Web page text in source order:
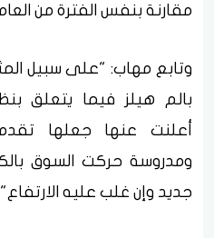
مقارنة بنفس الفترة من
وتابع مهاب: "على سبيل
بالم هيلز فيما يتعلق
أعلنت عنها جعلها
ومدروسة حركت السوق
جديد وإن غلب عليه